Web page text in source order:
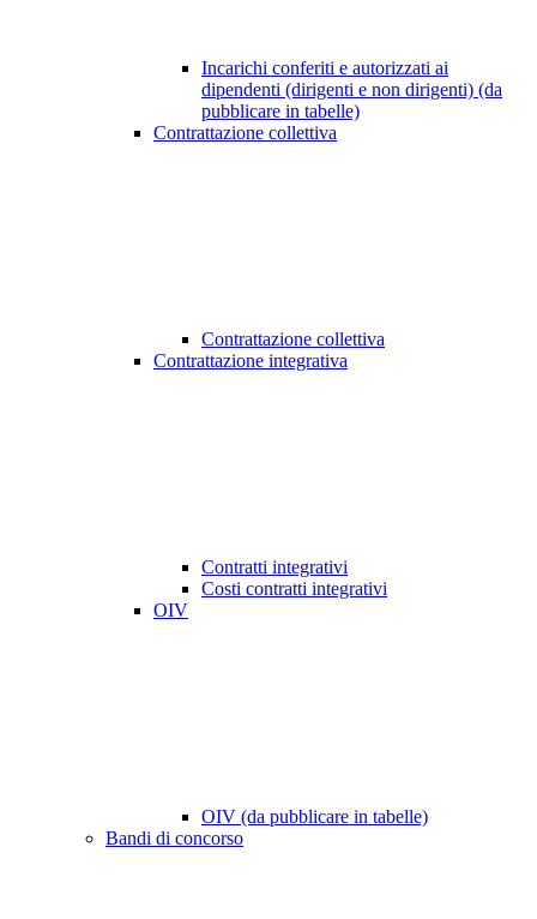
Incarichi conferiti e autorizzati ai
dipendenti (dirigenti e non dirigenti) (da
pubblicare in tabelle)
Contrattazione collettiva
Contrattazione collettiva
Contrattazione integrativa
Contratti integrativi
Costi contratti integrativi
OIV
OIV (da pubblicare in tabelle)
Bandi di concorso